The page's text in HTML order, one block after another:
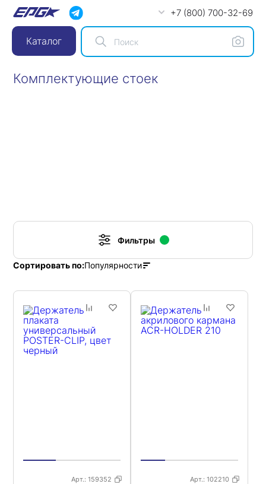
+7 (800) 700-32-69
Каталог
Комплектующие стоек
Сортировать по:Популярности
Фильтры
Арт.: 159352 Арт.: 102210